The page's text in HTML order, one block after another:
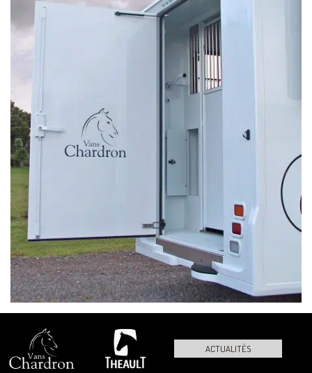
ACTUALITÉS